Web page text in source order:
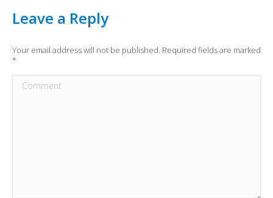
Leave a Reply
Your email address will not be published. Required fields are marked
*
Comment